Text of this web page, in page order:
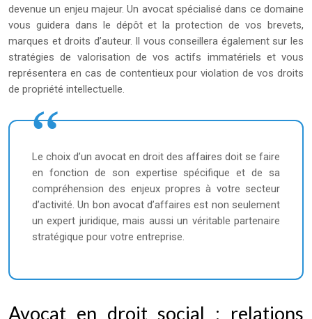
devenue un enjeu majeur. Un avocat spécialisé dans ce domaine
vous guidera dans le dépôt et la protection de vos brevets,
marques et droits d’auteur. Il vous conseillera également sur les
stratégies de valorisation de vos actifs immatériels et vous
représentera en cas de contentieux pour violation de vos droits
de propriété intellectuelle.
Le choix d’un avocat en droit des affaires doit se faire
en fonction de son expertise spécifique et de sa
compréhension des enjeux propres à votre secteur
d’activité. Un bon avocat d’affaires est non seulement
un expert juridique, mais aussi un véritable partenaire
stratégique pour votre entreprise.
Avocat en droit social : relations